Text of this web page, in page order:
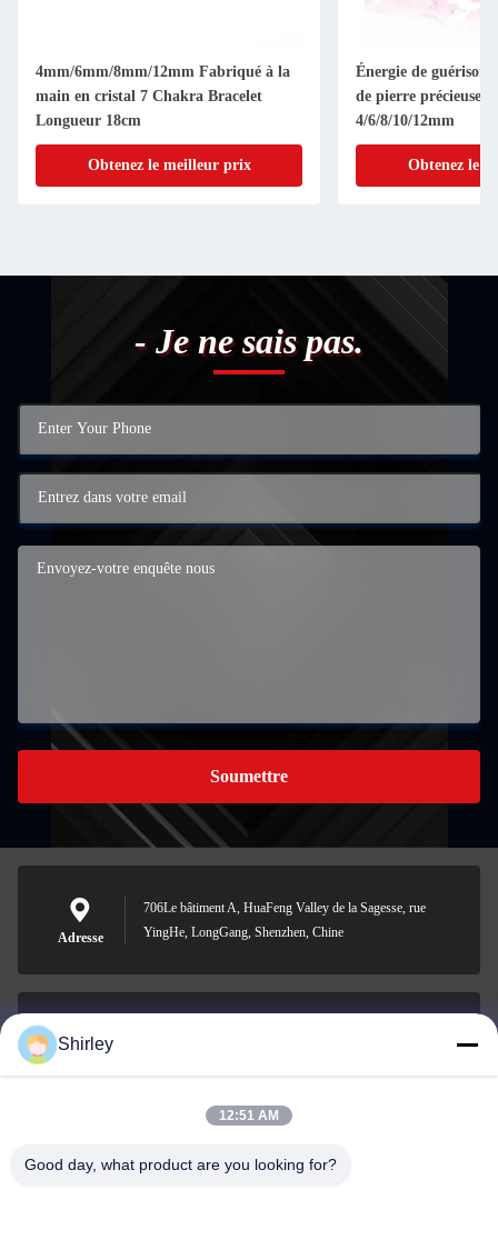
4mm/6mm/8mm/12mm Fabriqué à la
main en cristal 7 Chakra Bracelet
Longueur 18cm
Obtenez le meilleur prix
Énergie de guérison
de pierre précieuse
4/6/8/10/12mm
Obtenez le
- Je ne sais pas.
Soumettre
Adresse
706Le bâtiment A, HuaFeng Valley de la Sagesse, rue
YingHe, LongGang, Shenzhen, Chine
0086-18148506772
Shirley
12:51 AM
Good day, what product are you looking for?